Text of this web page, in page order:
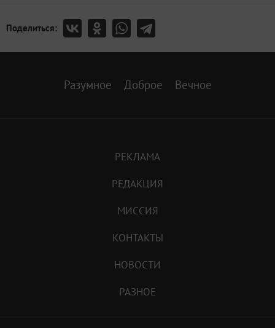
Поделиться:
Разумное Доброе Вечное
РЕКЛАМА
РЕДАКЦИЯ
МИССИЯ
КОНТАКТЫ
НОВОСТИ
РАЗНОЕ